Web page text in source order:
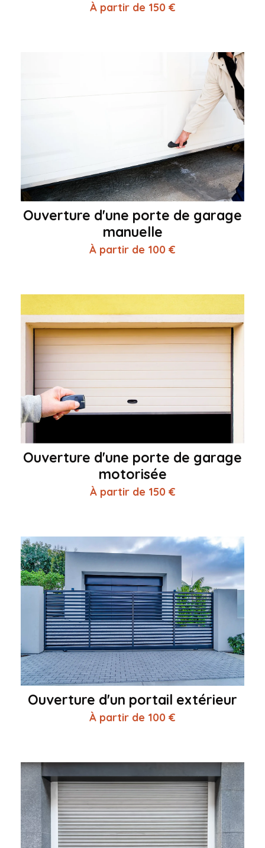
À partir de 150 €
Ouverture d'une porte de garage
manuelle
À partir de 100 €
Ouverture d'une porte de garage
motorisée
À partir de 150 €
Ouverture d'un portail extérieur
À partir de 100 €